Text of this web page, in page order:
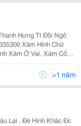
Hưng Tt Đồi Ngô
Xăm Hình Chữ
Xăm Ở Vai, Xăm Cổ
Xăm Lục Nam,Tuấn Xăm
Xăm Lục Nam,Tuấn
>1 năm
Lại , Đè Hình Khác Đc